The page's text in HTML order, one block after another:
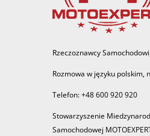
Rzeczoznawcy
Rozmowa w języku polskim,
Telefon: +48 600 920 920
Stowarzyszenie
Samochodowej